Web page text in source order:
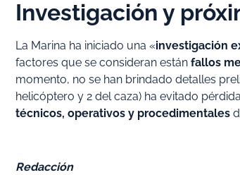
Investigación y
La Marina ha iniciado una «investigación
factores que se consideran están fallos
momento, no se han brindado detalles
helicóptero y 2 del caza) ha evitado
técnicos, operativos y procedimentales
Redacción